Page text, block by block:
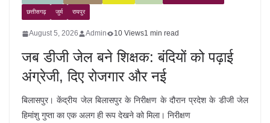
छत्तीसगढ़ जुर्म रायपुर
August 5, 2026 Admin 10 Views1 min read
जब डीजी जेल बने शिक्षक: बंदियों को पढ़ाई
अंग्रेजी, दिए रोजगार और नई
बिलासपुर। केंद्रीय जेल बिलासपुर के निरीक्षण के दौरान प्रदेश के डीजी जेल
हिमांशु गुप्ता का एक अलग ही रूप देखने को मिला। निरीक्षण